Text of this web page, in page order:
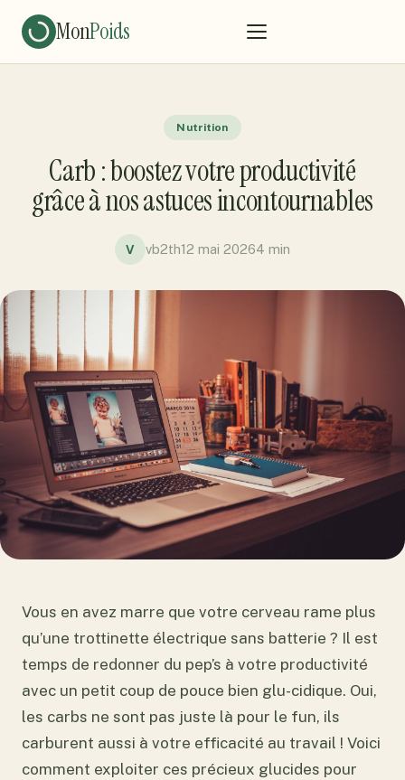
MonPoids
Nutrition
Carb : boostez votre productivité
grâce à nos astuces incontournables
V vb2th12 mai 20264 min
Vous en avez marre que votre cerveau rame plus
qu’une trottinette électrique sans batterie ? Il est
temps de redonner du pep’s à votre productivité
avec un petit coup de pouce bien glu-cidique. Oui,
les carbs ne sont pas juste là pour le fun, ils
carburent aussi à votre efficacité au travail ! Voici
comment exploiter ces précieux glucides pour